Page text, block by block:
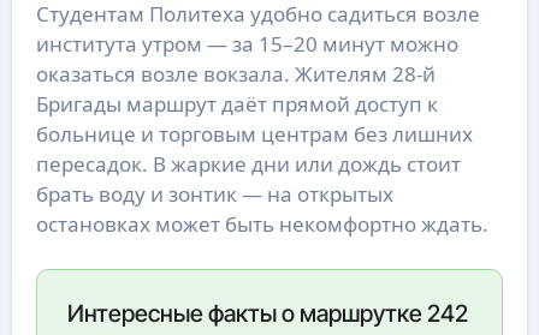
Студентам Политеха удобно садиться возле
института утром — за 15–20 минут можно
оказаться возле вокзала. Жителям 28-й
Бригады маршрут даёт прямой доступ к
больнице и торговым центрам без лишних
пересадок. В жаркие дни или дождь стоит
брать воду и зонтик — на открытых
остановках может быть некомфортно ждать.
Интересные факты о маршрутке 242